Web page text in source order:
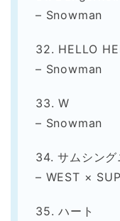
– Snowman
32. HELLO
– Snowman
33. W
– Snowman
34. サムシング
– WEST ×
35. ハート